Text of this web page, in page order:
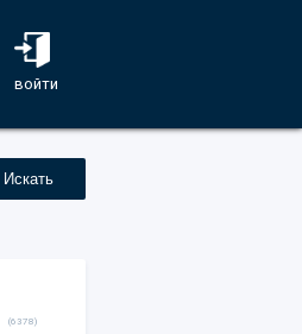
войти
Искать
(6378)